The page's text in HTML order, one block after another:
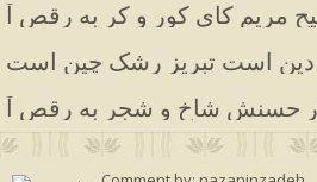
مریم کای کور و کر به رقص آ
است تبریز رشک چین است
حسنش شاخ و شجر به رقص آ